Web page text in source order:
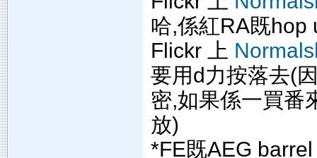
哈,係紅RA既hop
Flickr 上
要用d力按落去(
密,如果係一買番
放)
*FE既AEG